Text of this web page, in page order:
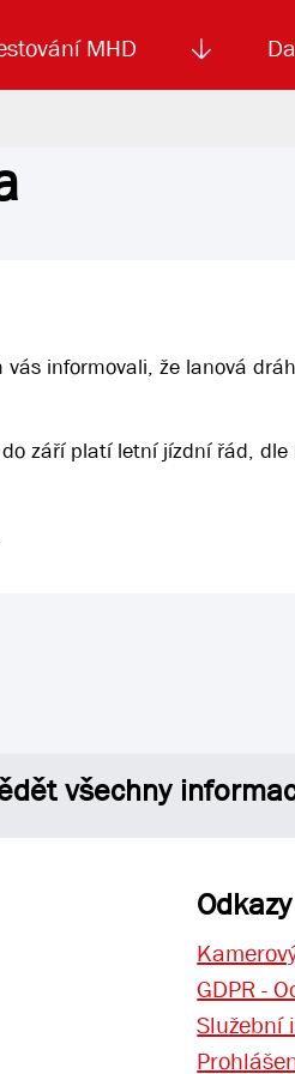
MHD
vás informovali, že lanová
září platí letní jízdní řád,
všechny
Odkazy
GDPR -
Služební